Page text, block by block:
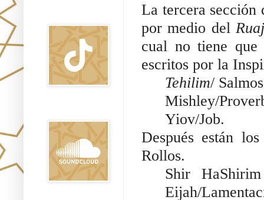
La tercera sección
por medio del
cual no tiene
escritos por la
Tehilim/
Mishley/
Yiov/Job.
Después están
Rollos.
Shir
Eijah/